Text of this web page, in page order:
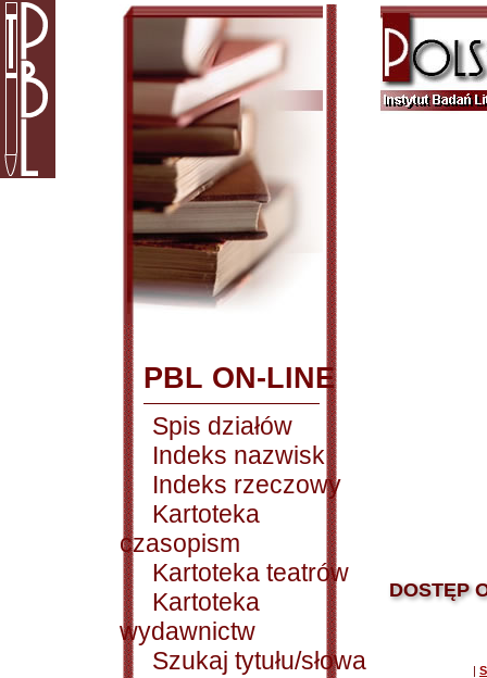
PBL ON-LINE
Spis działów
Indeks nazwisk
Indeks rzeczowy
Kartoteka
czasopism
Kartoteka teatrów
Kartoteka
wydawnictw
Szukaj tytułu/słowa
DOSTĘP
|